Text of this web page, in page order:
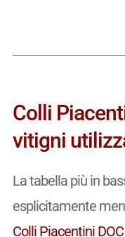
Colli
vitigni
La tabella più in
esplicitamente
Colli Piacentini DOC